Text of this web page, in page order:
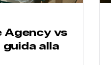
Agency vs
alla